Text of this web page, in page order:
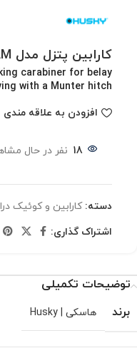
کارابین پتزل مدل PETZL WILLIAM
carabiner for belay
with a Munter hitch
افزودن به علاقه مندی
18 نفر در حال
دسته: کارابین و کوئیک درا
اشتراک گذاری:
توضیحات تکمیلی
برند
هاسکی | Husky